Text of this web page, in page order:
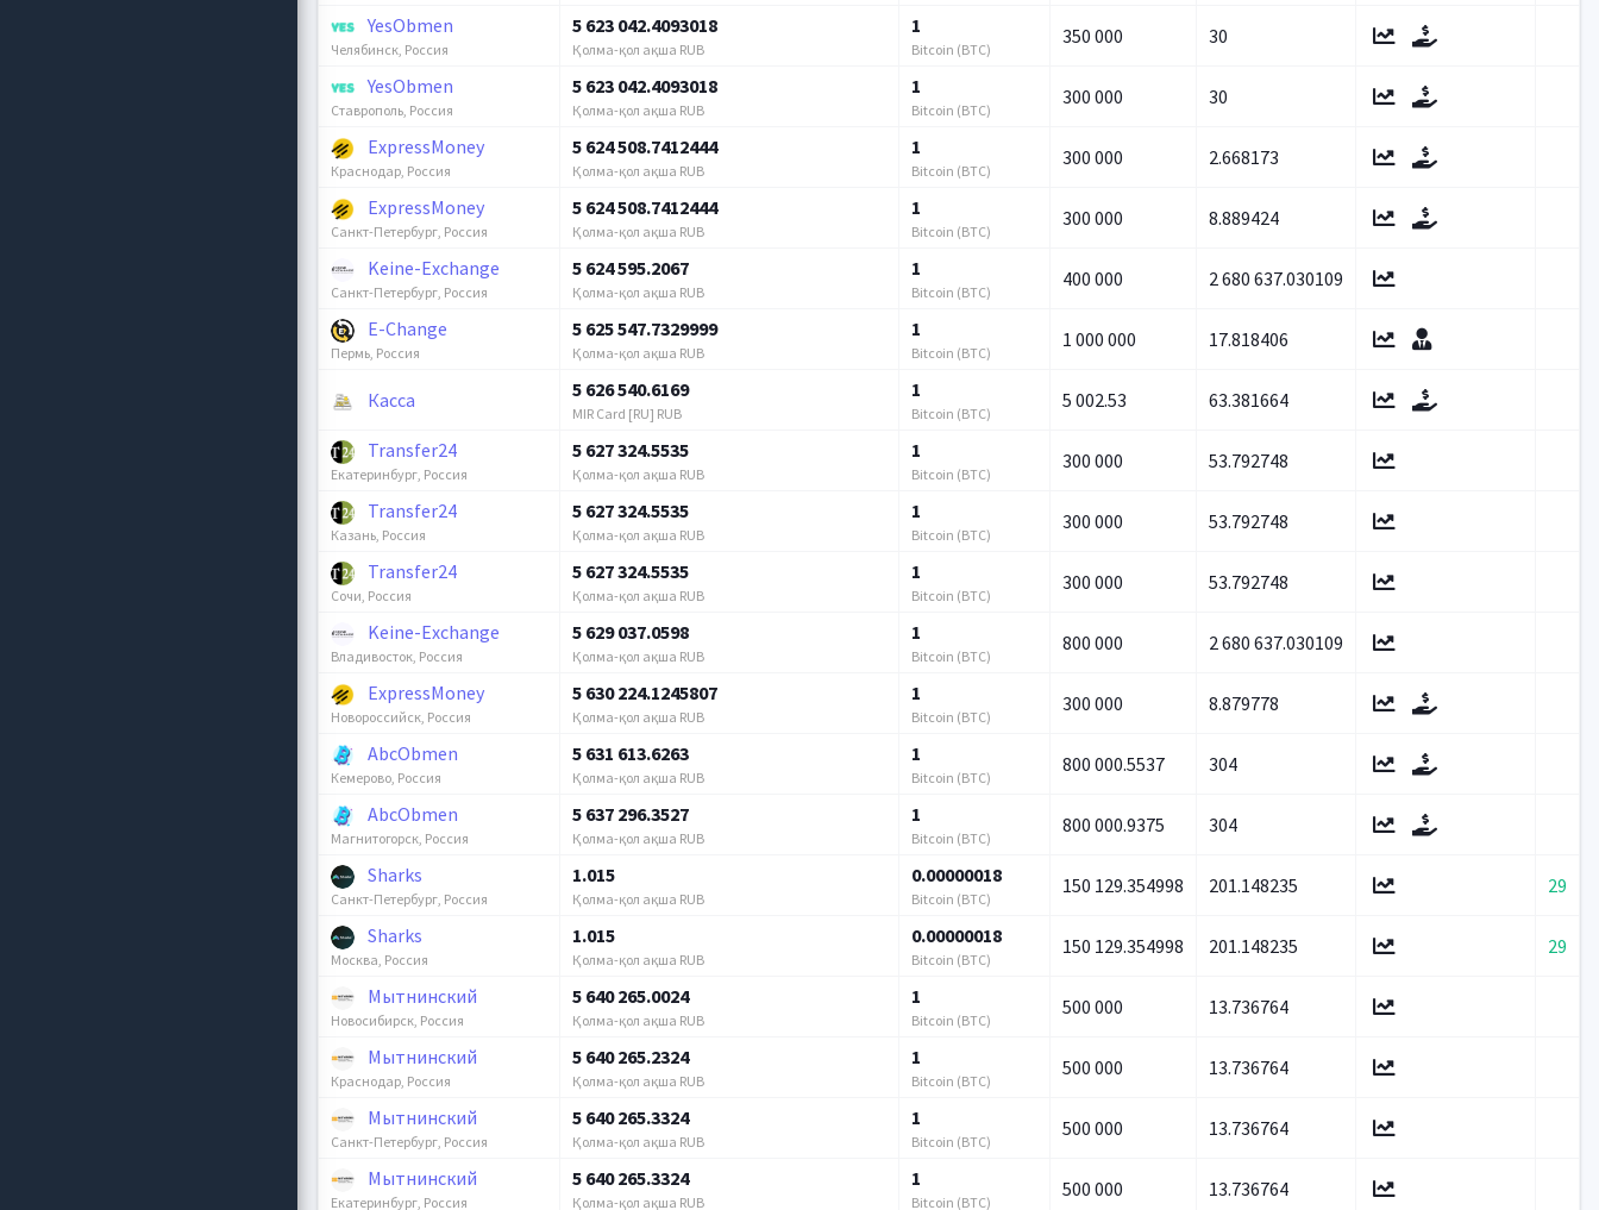
YesObmen
Челябинск, Россия
5 623 042.4093018
Қолма-қол ақша RUB
1
Bitcoin (BTC)
350 000 30
YesObmen
Ставрополь, Россия
5 623 042.4093018
Қолма-қол ақша RUB
1
Bitcoin (BTC)
300 000 30
ExpressMoney
Краснодар, Россия
5 624 508.7412444
Қолма-қол ақша RUB
1
Bitcoin (BTC)
300 000 2.668173
ExpressMoney
Санкт-Петербург, Россия
5 624 508.7412444
Қолма-қол ақша RUB
1
Bitcoin (BTC)
300 000 8.889424
Keine-Exchange
Санкт-Петербург, Россия
5 624 595.2067
Қолма-қол ақша RUB
1
Bitcoin (BTC)
400 000 2 680 637.030109
E-Change
Пермь, Россия
5 625 547.7329999
Қолма-қол ақша RUB
1
Bitcoin (BTC)
1 000 000 17.818406
Касса 5 626 540.6169
MIR Card [RU] RUB
1
Bitcoin (BTC)
5 002.53 63.381664
Transfer24
Екатеринбург, Россия
5 627 324.5535
Қолма-қол ақша RUB
1
Bitcoin (BTC)
300 000 53.792748
Transfer24
Казань, Россия
5 627 324.5535
Қолма-қол ақша RUB
1
Bitcoin (BTC)
300 000 53.792748
Transfer24
Сочи, Россия
5 627 324.5535
Қолма-қол ақша RUB
1
Bitcoin (BTC)
300 000 53.792748
Keine-Exchange
Владивосток, Россия
5 629 037.0598
Қолма-қол ақша RUB
1
Bitcoin (BTC)
800 000 2 680 637.030109
ExpressMoney
Новороссийск, Россия
5 630 224.1245807
Қолма-қол ақша RUB
1
Bitcoin (BTC)
300 000 8.879778
AbcObmen
Кемерово, Россия
5 631 613.6263
Қолма-қол ақша RUB
1
Bitcoin (BTC)
800 000.5537 304
AbcObmen
Магнитогорск, Россия
5 637 296.3527
Қолма-қол ақша RUB
1
Bitcoin (BTC)
800 000.9375 304
Sharks
Санкт-Петербург, Россия
1.015
Қолма-қол ақша RUB
0.00000018
Bitcoin (BTC)
150 129.354998 201.148235 29
Sharks
Москва, Россия
1.015
Қолма-қол ақша RUB
0.00000018
Bitcoin (BTC)
150 129.354998 201.148235 29
Мытнинский
Новосибирск, Россия
5 640 265.0024
Қолма-қол ақша RUB
1
Bitcoin (BTC)
500 000 13.736764
Мытнинский
Краснодар, Россия
5 640 265.2324
Қолма-қол ақша RUB
1
Bitcoin (BTC)
500 000 13.736764
Мытнинский
Санкт-Петербург, Россия
5 640 265.3324
Қолма-қол ақша RUB
1
Bitcoin (BTC)
500 000 13.736764
Мытнинский
Екатеринбург, Россия
5 640 265.3324
Қолма-қол ақша RUB
1
Bitcoin (BTC)
500 000 13.736764